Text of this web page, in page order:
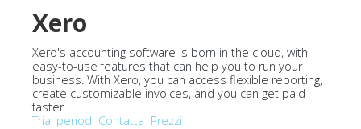
Xero
Xero's accounting software is born in the cloud, with
easy-to-use features that can help you to run your
business. With Xero, you can access flexible reporting,
create customizable invoices, and you can get paid
faster.
Trial period Contatta Prezzi